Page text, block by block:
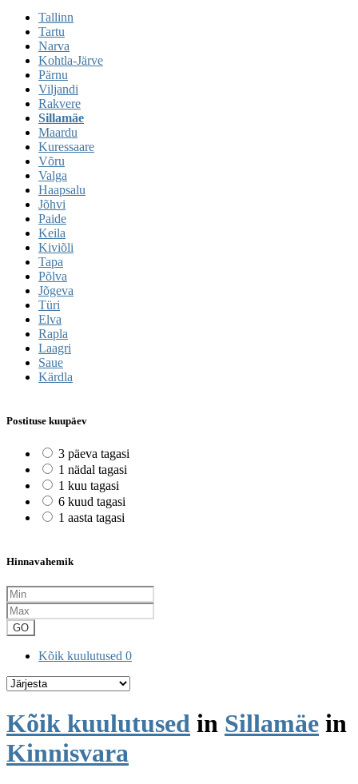
Tallinn
Tartu
Narva
Kohtla-Järve
Pärnu
Viljandi
Rakvere
Sillamäe
Maardu
Kuressaare
Võru
Valga
Haapsalu
Jõhvi
Paide
Keila
Kiviõli
Tapa
Põlva
Jõgeva
Türi
Elva
Rapla
Laagri
Saue
Kärdla
Postituse kuupäev
3 päeva tagasi
1 nädal tagasi
1 kuu tagasi
6 kuud tagasi
1 aasta tagasi
Hinnavahemik
GO
Kõik kuulutused 0
Kõik kuulutused in Sillamäe in
Kinnisvara